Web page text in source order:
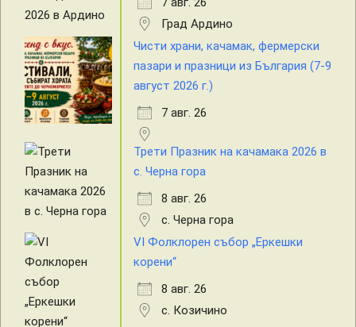
Град Ардино
Чисти храни, качамак, фермерски
пазари и празници из България (7-9
август 2026 г.)
7 авг. 26
Трети Празник на качамака 2026 в
с. Черна гора
8 авг. 26
с. Черна гора
VI Фолклорен събор „Еркешки
корени“
8 авг. 26
с. Козичино